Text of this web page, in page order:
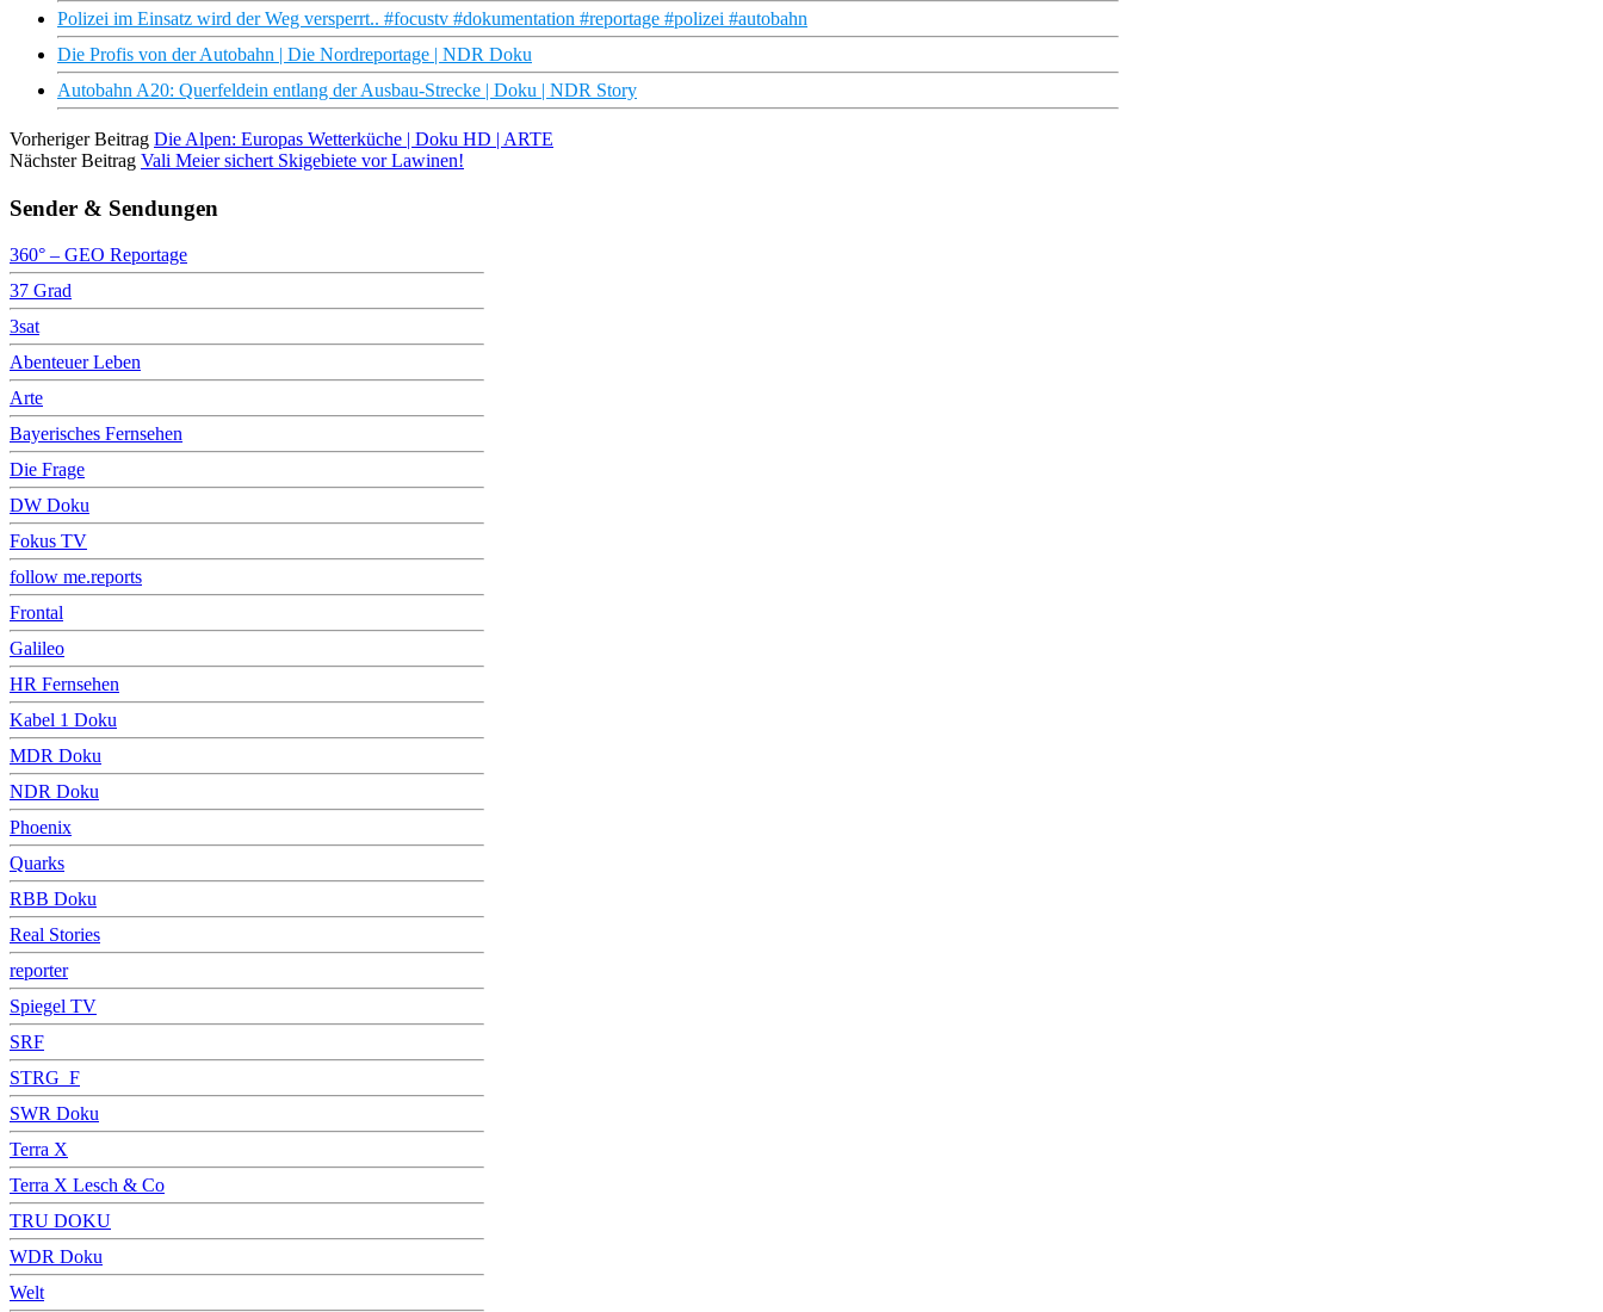
Polizei im Einsatz wird der Weg versperrt.. #focustv #dokumentation #reportage #polizei #autobahn
Die Profis von der Autobahn | Die Nordreportage | NDR Doku
Autobahn A20: Querfeldein entlang der Ausbau-Strecke | Doku | NDR Story
Vorheriger Beitrag Die Alpen: Europas Wetterküche | Doku HD | ARTE
Nächster Beitrag Vali Meier sichert Skigebiete vor Lawinen!
Sender & Sendungen
360° – GEO Reportage
37 Grad
3sat
Abenteuer Leben
Arte
Bayerisches Fernsehen
Die Frage
DW Doku
Fokus TV
follow me.reports
Frontal
Galileo
HR Fernsehen
Kabel 1 Doku
MDR Doku
NDR Doku
Phoenix
Quarks
RBB Doku
Real Stories
reporter
Spiegel TV
SRF
STRG_F
SWR Doku
Terra X
Terra X Lesch & Co
TRU DOKU
WDR Doku
Welt